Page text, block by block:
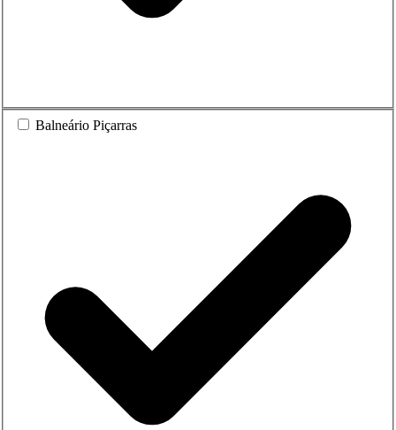
Balneário Piçarras